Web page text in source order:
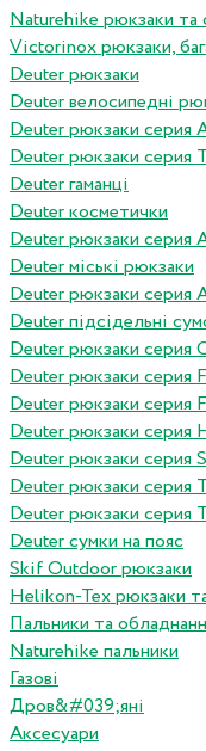
Naturehike рюкзаки та
Victorinox рюкзаки,
Deuter рюкзаки
Deuter велосипедні
Deuter рюкзаки серия
Deuter рюкзаки серия
Deuter гаманці
Deuter косметички
Deuter рюкзаки серия
Deuter міські рюкзаки
Deuter рюкзаки серия
Deuter підсідельні
Deuter рюкзаки серия
Deuter рюкзаки серия
Deuter рюкзаки серия
Deuter рюкзаки серия
Deuter рюкзаки серия
Deuter рюкзаки серия
Deuter рюкзаки серия
Deuter сумки на пояс
Skif Outdoor рюкзаки
Helikon-Tex рюкзаки
Пальники та
Naturehike пальники
Газові
Дров&#039;яні
Аксесуари